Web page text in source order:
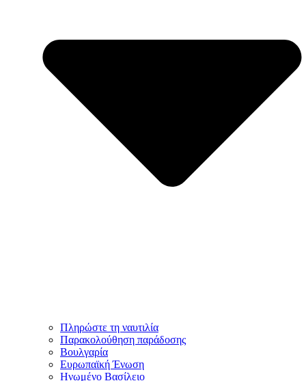
Πληρώστε τη ναυτιλία
Παρακολούθηση παράδοσης
Βουλγαρία
Ευρωπαϊκή Ένωση
Ηνωμένο Βασίλειο